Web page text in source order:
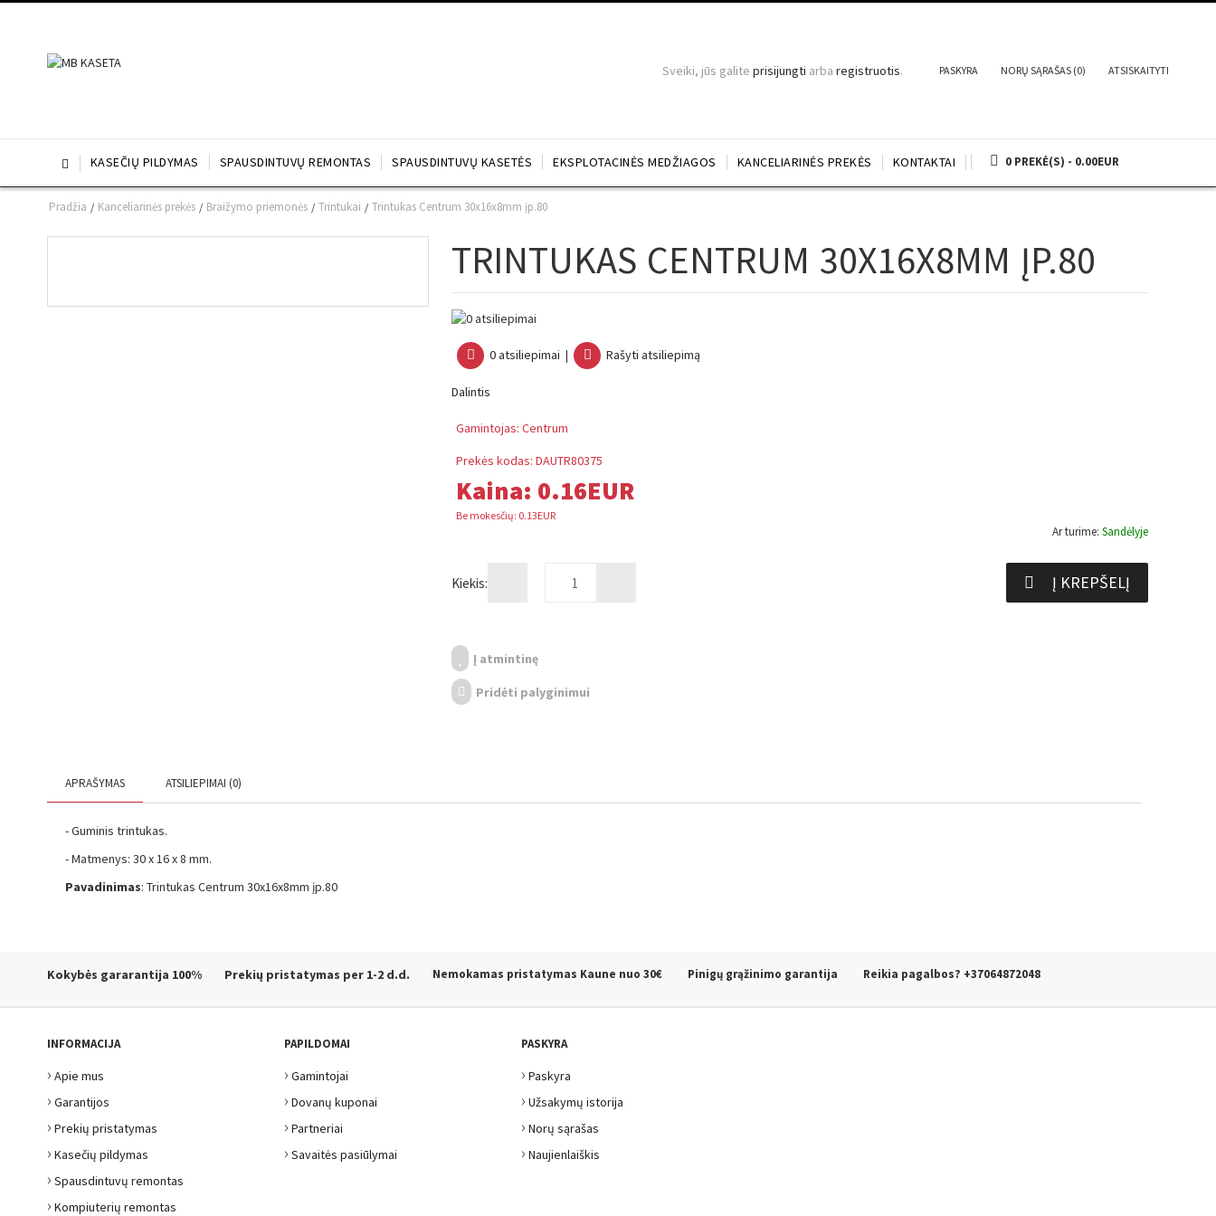
Sveiki, jūs galite prisijungti arba registruotis. PASKYRA NORŲ SĄRAŠAS (0) ATSISKAITYTI
 KASEČIŲ PILDYMAS SPAUSDINTUVŲ REMONTAS SPAUSDINTUVŲ KASETĖS EKSPLOTACINĖS MEDŽIAGOS KANCELIARINĖS PREKĖS KONTAKTAI 0 PREKĖ(S) - 0.00EUR
Pradžia / Kanceliarinės prekės / Braižymo priemonės / Trintukai / Trintukas Centrum 30x16x8mm įp.80
TRINTUKAS CENTRUM 30X16X8MM ĮP.80
0 atsiliepimai | Rašyti atsiliepimą
Dalintis
Gamintojas: Centrum
Prekės kodas: DAUTR80375
Kaina:
Ar turime: Sandėlyje
0.16EUR
Be mokesčių: 0.13EUR
Kiekis: Į KREPŠELĮ
Į atmintinę
Pridėti palyginimui
APRAŠYMAS ATSILIEPIMAI (0)
- Guminis trintukas.
- Matmenys: 30 x 16 x 8 mm.
Pavadinimas: Trintukas Centrum 30x16x8mm įp.80
Kokybės gararantija 100% Prekių pristatymas per 1-2 d.d. Nemokamas pristatymas Kaune nuo 30€ Pinigų grąžinimo garantija Reikia pagalbos? +37064872048
INFORMACIJA
› Apie mus
› Garantijos
› Prekių pristatymas
› Kasečių pildymas
› Spausdintuvų remontas
› Kompiuterių remontas
PAPILDOMAI
› Gamintojai
› Dovanų kuponai
› Partneriai
› Savaitės pasiūlymai
PASKYRA
› Paskyra
› Užsakymų istorija
› Norų sąrašas
› Naujienlaiškis